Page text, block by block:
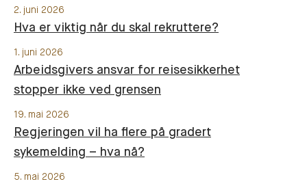
2. juni 2026
Hva er viktig når du skal rekruttere?
1. juni 2026
Arbeidsgivers ansvar for reisesikkerhet
stopper ikke ved grensen
19. mai 2026
Regjeringen vil ha flere på gradert
sykemelding – hva nå?
5. mai 2026